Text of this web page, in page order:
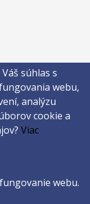
súhlas s
webu,
analýzu
cookie a
Viac
webu.